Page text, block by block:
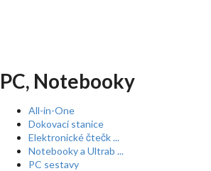
PC, Notebooky
All-in-One
Dokovací stanice
Elektronické čtečk ...
Notebooky a Ultrab ...
PC sestavy